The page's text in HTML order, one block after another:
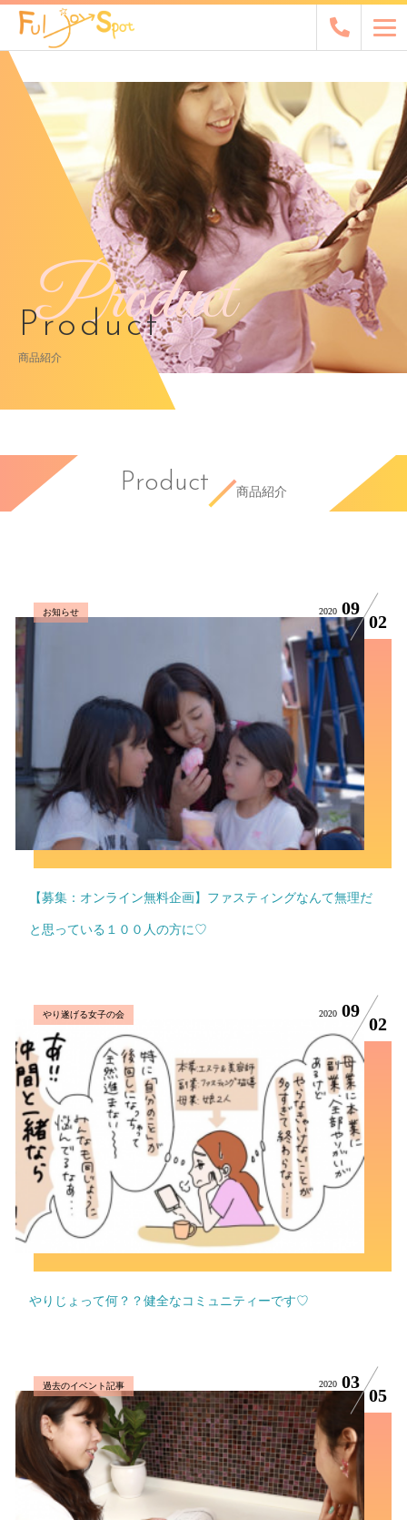
Product
Product
商品紹介
Product 商品紹介
お知らせ 2020 09
02
【募集：オンライン無料企画】ファスティングなんて無理だ
と思っている１００人の方に♡
やり遂げる女子の会 2020 09
02
やりじょって何？？健全なコミュニティーです♡
過去のイベント記事 2020 03
05